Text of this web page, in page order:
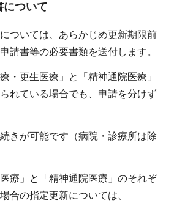
について
ついては、あらかじめ更新期限前
請書等の必要書類を送付します。
・更生医療」と「精神通院医療」
れている場合でも、申請を分けず
きが可能です（病院・診療所は除
療」と「精神通院医療」のそれぞ
合の指定更新については、